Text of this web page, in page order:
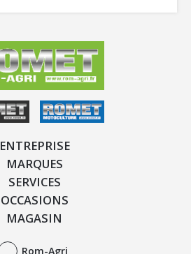
ENTREPRISE
MARQUES
SERVICES
OCCASIONS
MAGASIN
Rom-Agri